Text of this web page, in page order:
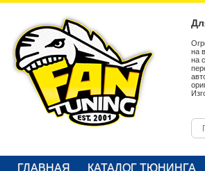
на
на
ГЛАВНАЯ КАТАЛОГ ТЮНИНГА